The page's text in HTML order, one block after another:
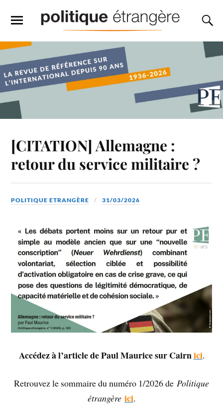
[CITATION] Allemagne :
retour du service militaire ?
POLITIQUE ETRANGÈRE 31/03/2026
Accédez à l’article de Paul Maurice sur Cairnici.
Retrouvez le sommaire du numéro 1/2026 de Politique
étrangère ici.